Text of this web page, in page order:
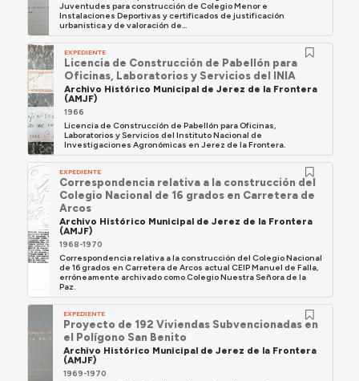
Juventudes para construcción de Colegio Menor e
Instalaciones Deportivas y certificados de justificación
urbanistica y de valoración de...
EXPEDIENTE
Licencia de Construcción de Pabellón para
Oficinas, Laboratorios y Servicios del INIA
Archivo Histórico Municipal de Jerez de la Frontera
(AMJF)
1966
Licencia de Construcción de Pabellón para Oficinas,
Laboratorios y Servicios del Instituto Nacional de
Investigaciones Agronómicas en Jerez de la Frontera.
EXPEDIENTE
Correspondencia relativa a la construcción del
Colegio Nacional de 16 grados en Carretera de
Arcos
Archivo Histórico Municipal de Jerez de la Frontera
(AMJF)
1968-1970
Correspondencia relativa a la construcción del Colegio Nacional
de 16 grados en Carretera de Arcos actual CEIP Manuel de Falla,
erróneamente archivado como Colegio Nuestra Señora de la
Paz.
EXPEDIENTE
Proyecto de 192 Viviendas Subvencionadas en
el Polígono San Benito
Archivo Histórico Municipal de Jerez de la Frontera
(AMJF)
1969-1970